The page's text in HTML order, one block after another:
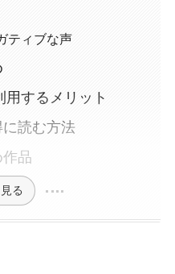
ティブな声
用するメリット
に読む方法
品
る